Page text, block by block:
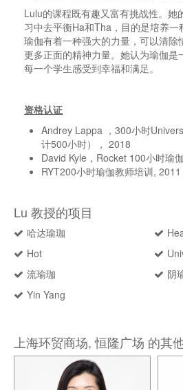
Lulu的课程既有趣又富有挑战性。她
习中去平衡Ha和Tha ，目的是培养
瑜伽有着一种强大的力量，可以清除
更多正面的精神力量。她认为瑜伽是
每一个学生感受到幸福和满足。
资格认证
Andrey Lappa ， 300小时
计500小时）， 2018
David Kyle ， Rocket 100小时瑜
RYT200小时瑜伽教师培训, 2011
Lu 教授的项目
哈达瑜珈
Hot
流瑜珈
阴
Yin Yang
上海环贸商场, 恒隆广场 的其